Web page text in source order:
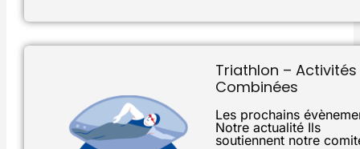
Triathlon – Activités
Combinées
Les prochains
Notre actualité Ils
soutiennent notre